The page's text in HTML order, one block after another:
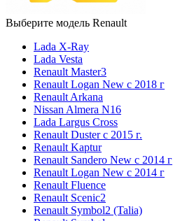
Выберите модель Renault
Lada X-Ray
Lada Vesta
Renault Master3
Renault Logan New с 2018 г
Renault Arkana
Nissan Almera N16
Lada Largus Cross
Renault Duster с 2015 г.
Renault Kaptur
Renault Sandero New с 2014 г
Renault Logan New с 2014 г
Renault Fluence
Renault Scenic2
Renault Symbol2 (Talia)